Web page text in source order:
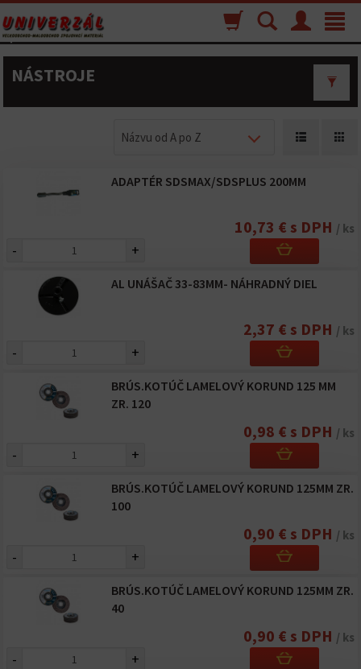
Toggle
Menu
Vyhľadávanie
Nákupný
košík
NÁSTROJE
Názvu od A po Z
ADAPTÉR SDSMAX/SDSPLUS 200MM
10,73 € s DPH / ks
- +
AL UNÁŠAČ 33-83MM- NÁHRADNÝ DIEL
2,37 € s DPH / ks
- +
BRÚS.KOTÚČ LAMELOVÝ KORUND 125 MM
ZR. 120
0,98 € s DPH / ks
- +
BRÚS.KOTÚČ LAMELOVÝ KORUND 125MM ZR.
100
0,90 € s DPH / ks
- +
BRÚS.KOTÚČ LAMELOVÝ KORUND 125MM ZR.
40
0,90 € s DPH / ks
- +